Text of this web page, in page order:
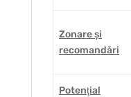
Zonare și
recomandări
Potenţial